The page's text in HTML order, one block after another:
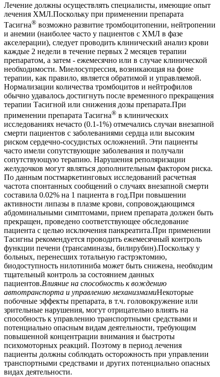
Лечение должны осуществлять специалисты, имеющие опыт
лечения ХМЛ.Поскольку при применении препарата
Тасигна® возможно развитие тромбоцитопении, нейтропении
и анемии (наиболее часто у пациентов с ХМЛ в фазе
акселерации), следует проводить клинический анализ крови
каждые 2 недели в течение первых 2 месяцев терапии
препаратом, а затем - ежемесячно или в случае клинической
необходимости. Миелосупрессия, возникающая на фоне
терапии, как правило, является обратимой и управляемой.
Нормализации количества тромбоцитов и нейтрофилов
обычно удавалось достигнуть после временного прекращения
терапии Тасигной или снижения дозы препарата.При
применении препарата Тасигна® в клинических
исследованиях нечасто (0.1-1%) отмечались случаи внезапной
смерти пациентов с заболеваниями сердца или высоким
риском сердечно-сосудистых осложнений. Эти пациенты
часто имели сопутствующие заболевания и получали
сопутствующую терапию. Нарушения реполяризации
желудочков могут являться дополнительным фактором риска.
По данным постмаркетинговых исследований расчетная
частота спонтанных сообщений о случаях внезапной смерти
составила 0.02% на 1 пациента в год.При повышении
активности липазы в плазме крови, сопровождающимся
абдоминальными симптомами, прием препарата должен быть
прекращен, проведено соответствующее обследование
пациента с целью исключения панкреатита.При применении
Тасигны рекомендуется проводить ежемесячный контроль
функции печени (трансаминазы, билирубин).Поскольку у
больных, перенесших тотальную гастрэктомию,
биодоступность нилотиниба может быть снижена, необходим
тщательный контроль за состоянием данных
пациентов.Влияние на способность к вождению
автотранспорта и управлению механизмамиНекоторые
побочные эффекты препарата, в т.ч. головокружение или
зрительные нарушения, могут отрицательно влиять на
способность к управлению транспортными средствами и
потенциально опасным видам деятельности, требующим
повышенной концентрации внимания и быстроты
психомоторных реакций. Поэтому в период лечения
пациенты должны соблюдать осторожность при управлении
транспортными средствами и других потенциально опасных
видах деятельности.